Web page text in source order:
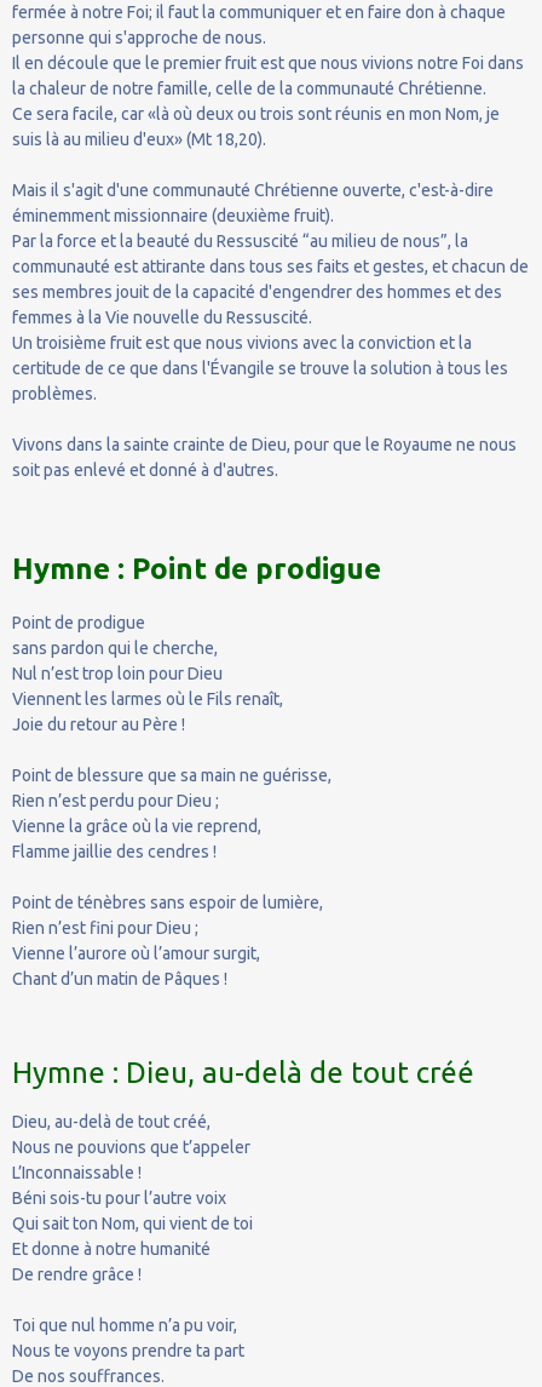
fermée à notre Foi; il faut la communiquer et en faire don à chaque
personne qui s'approche de nous.
Il en découle que le premier fruit est que nous vivions notre Foi dans
la chaleur de notre famille, celle de la communauté Chrétienne.
Ce sera facile, car «là où deux ou trois sont réunis en mon Nom, je
suis là au milieu d'eux» (Mt 18,20).
Mais il s'agit d'une communauté Chrétienne ouverte, c'est-à-dire
éminemment missionnaire (deuxième fruit).
Par la force et la beauté du Ressuscité “au milieu de nous”, la
communauté est attirante dans tous ses faits et gestes, et chacun de
ses membres jouit de la capacité d'engendrer des hommes et des
femmes à la Vie nouvelle du Ressuscité.
Un troisième fruit est que nous vivions avec la conviction et la
certitude de ce que dans l'Évangile se trouve la solution à tous les
problèmes.
Vivons dans la sainte crainte de Dieu, pour que le Royaume ne nous
soit pas enlevé et donné à d'autres.
Hymne : Point de prodigue
Point de prodigue
sans pardon qui le cherche,
Nul n’est trop loin pour Dieu
Viennent les larmes où le Fils renaît,
Joie du retour au Père !
Point de blessure que sa main ne guérisse,
Rien n’est perdu pour Dieu ;
Vienne la grâce où la vie reprend,
Flamme jaillie des cendres !
Point de ténèbres sans espoir de lumière,
Rien n’est fini pour Dieu ;
Vienne l’aurore où l’amour surgit,
Chant d’un matin de Pâques !
Hymne : Dieu, au-delà de tout créé
Dieu, au-delà de tout créé,
Nous ne pouvions que t’appeler
L’Inconnaissable !
Béni sois-tu pour l’autre voix
Qui sait ton Nom, qui vient de toi
Et donne à notre humanité
De rendre grâce !
Toi que nul homme n’a pu voir,
Nous te voyons prendre ta part
De nos souffrances.